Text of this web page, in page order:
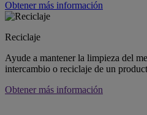
Obtener más información
Reciclaje
Ayude a mantener la limpieza del
intercambio o reciclaje de un
Obtener más información